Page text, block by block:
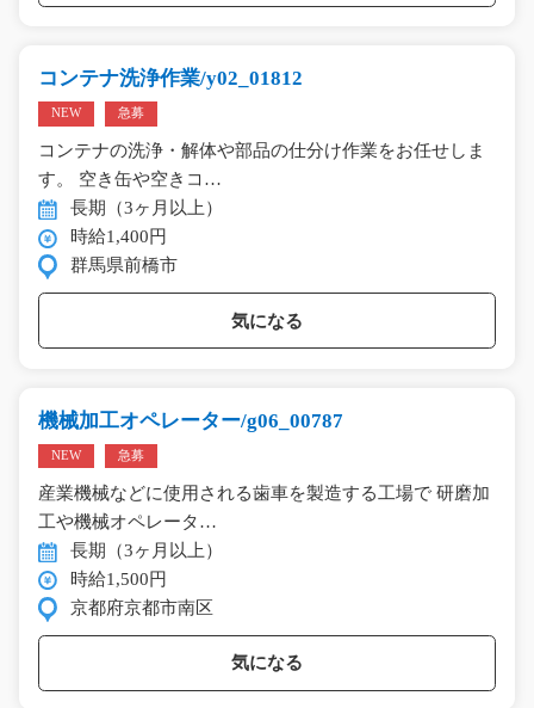
コンテナ洗浄作業/y02_01812
NEW 急募
コンテナの洗浄・解体や部品の仕分け作業をお任せしま
す。 空き缶や空きコ…
長期（3ヶ月以上）
時給1,400円
群馬県前橋市
気になる
機械加工オペレーター/g06_00787
NEW 急募
産業機械などに使用される歯車を製造する工場で 研磨加
工や機械オペレータ…
長期（3ヶ月以上）
時給1,500円
京都府京都市南区
気になる